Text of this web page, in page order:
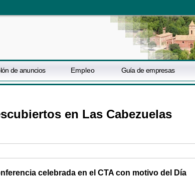
de anuncios Empleo Guía de empresas
en Las Cabezuelas
celebrada en el CTA con motivo del Día